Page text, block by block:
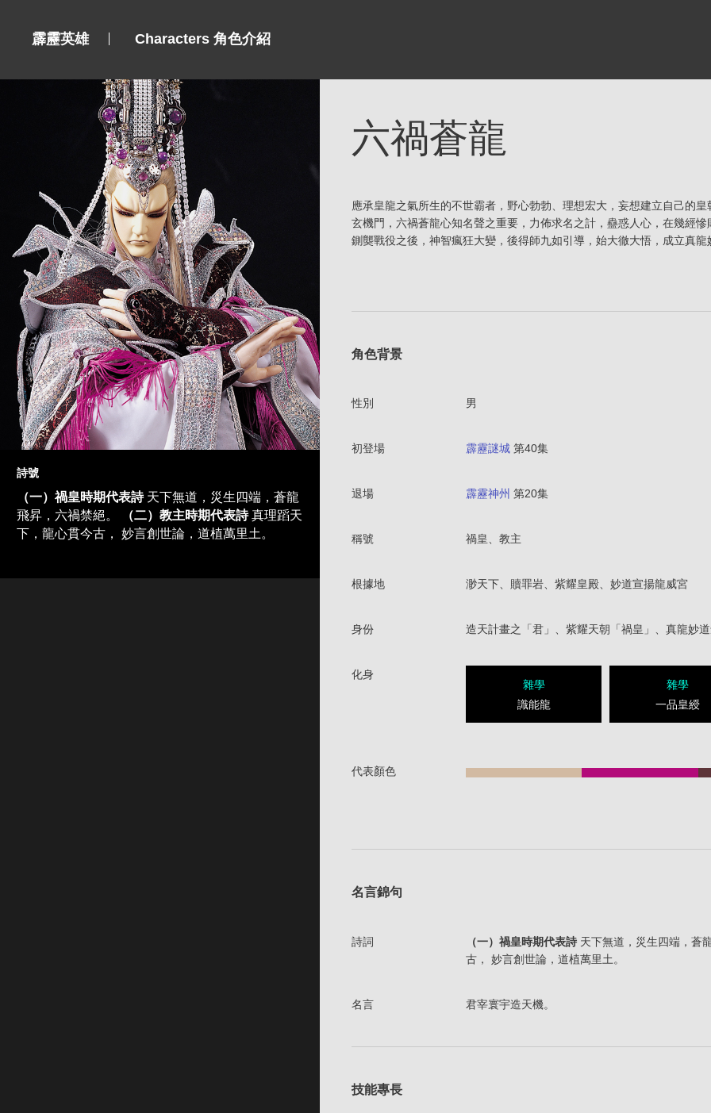
霹靂英雄 Characters 角色介紹
詩號
（一）禍皇時期代表詩天下無道，災生四端，蒼龍
飛昇，六禍禁絕。
（二）教主時期代表詩真理蹈天
下，龍心貫今古， 妙言創世論，道植萬里土。
六禍蒼龍
應承皇龍之氣所生的不世霸者，野心勃勃、理想宏大，妄想建立自己的
玄機門，六禍蒼龍心知名聲之重要，力佈求名之計，蠱惑人心，在幾經
鍘龑戰役之後，神智瘋狂大變，後得師九如引導，始大徹大悟，成立真龍
角色背景
性別 男
初登場 霹靂謎城第40集
退場 霹靂神州 第20集
稱號 禍皇、教主
根據地 渺天下、贖罪岩、紫耀皇殿、妙道宣揚龍威宮
身份 造天計畫之「君」、紫耀天朝「禍皇」、真龍妙
化身
雜學
識能龍
雜學
一品皇綬
代表顏色
名言錦句
詩詞 （一）禍皇時期代表詩天下無道，災生四端，蒼
古， 妙言創世論，道植萬里土。
名言 君宰寰宇造天機。
技能專長